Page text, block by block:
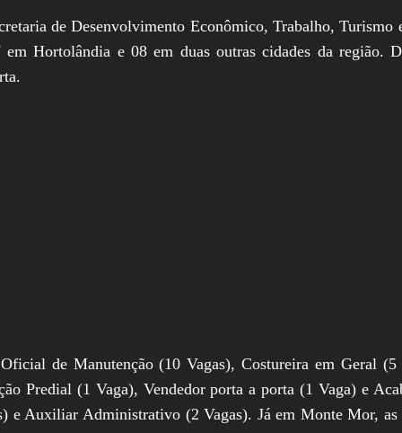
de Desenvolvimento Econômico, Trabalho,
Hortolândia e 08 em duas outras cidades da região.
de Manutenção (10 Vagas), Costureira em Geral
Predial (1 Vaga), Vendedor porta a porta (1 Vaga) e
e Auxiliar Administrativo (2 Vagas). Já em Monte Mor, as